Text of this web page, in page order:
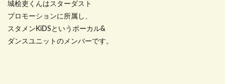
城桧吏くんはスターダスト
プロモーションに所属し、
スタメンKiDSというボーカル&
ダンスユニットのメンバーです。